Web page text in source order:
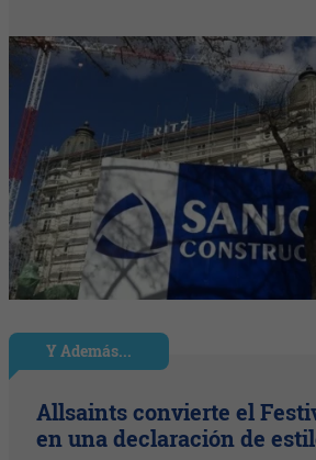
Y Además...
Allsaints convierte el
en una declaración de